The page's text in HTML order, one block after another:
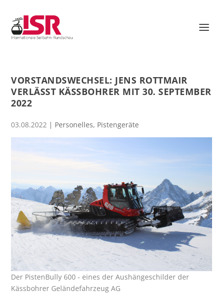
VORSTANDSWECHSEL: JENS ROTTMAIR
VERLÄSST KÄSSBOHRER MIT 30. SEPTEMBER
2022
03.08.2022 | Personelles, Pistengeräte
Der PistenBully 600 - eines der Aushängeschilder der
Kässbohrer Geländefahrzeug AG